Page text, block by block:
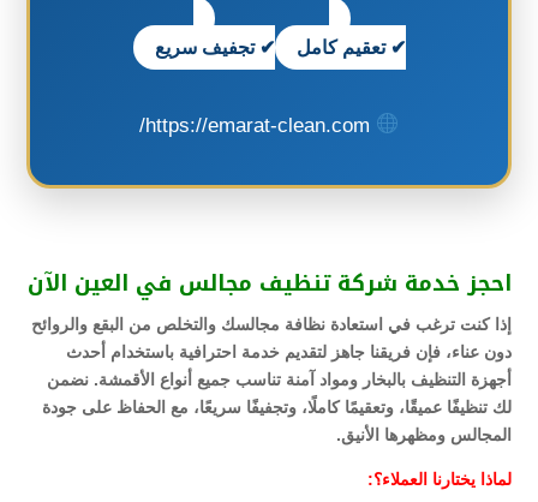
✔ تعقيم كامل ✔ تجفيف سريع
احجز خدمة شركة تنظيف مجالس في العين الآن
إذا كنت ترغب في استعادة نظافة مجالسك والتخلص من البقع والروائح
دون عناء، فإن فريقنا جاهز لتقديم خدمة احترافية باستخدام أحدث
أجهزة التنظيف بالبخار ومواد آمنة تناسب جميع أنواع الأقمشة. نضمن
لك تنظيفًا عميقًا، وتعقيمًا كاملًا، وتجفيفًا سريعًا، مع الحفاظ على جودة
المجالس ومظهرها الأنيق.
لماذا يختارنا العملاء؟: